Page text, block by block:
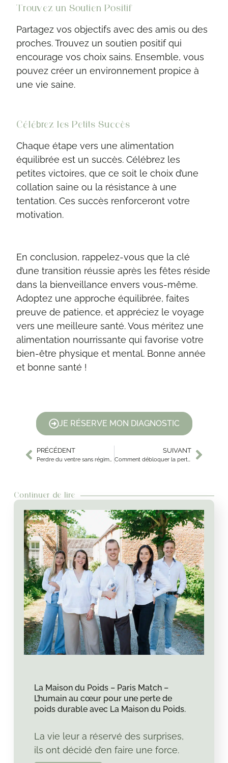
Trouvez un Soutien Positif
Partagez vos objectifs avec des amis ou des
proches. Trouvez un soutien positif qui
encourage vos choix sains. Ensemble, vous
pouvez créer un environnement propice à
une vie saine.
Célébrez les Petits Succès
Chaque étape vers une alimentation
équilibrée est un succès. Célébrez les
petites victoires, que ce soit le choix d’une
collation saine ou la résistance à une
tentation. Ces succès renforceront votre
motivation.
En conclusion, rappelez-vous que la clé
d’une transition réussie après les fêtes réside
dans la bienveillance envers vous-même.
Adoptez une approche équilibrée, faites
preuve de patience, et appréciez le voyage
vers une meilleure santé. Vous méritez une
alimentation nourrissante qui favorise votre
bien-être physique et mental. Bonne année
et bonne santé !
JE RÉSERVE MON DIAGNOSTIC
PRÉCÉDENT
Perdre du ventre sans régime et sans sport ?
SUIVANT
Comment débloquer la perte de poids ?
Continuer de lire
La Maison du Poids – Paris Match –
L’humain au cœur pour une perte de
poids durable avec La Maison du Poids.
La vie leur a réservé des surprises,
ils ont décidé d’en faire une force.